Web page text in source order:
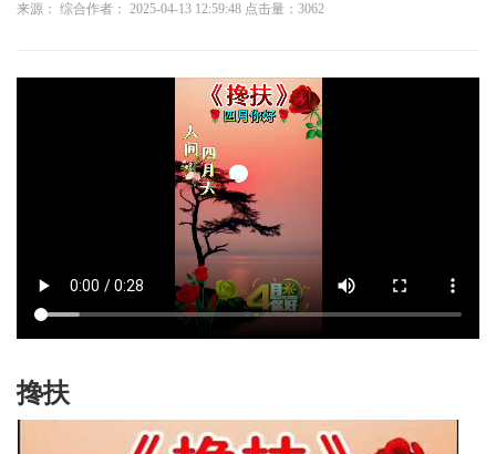
慧
来源： 综合作者： 2025-04-13 12:59:48 点击量： 3062
搀扶